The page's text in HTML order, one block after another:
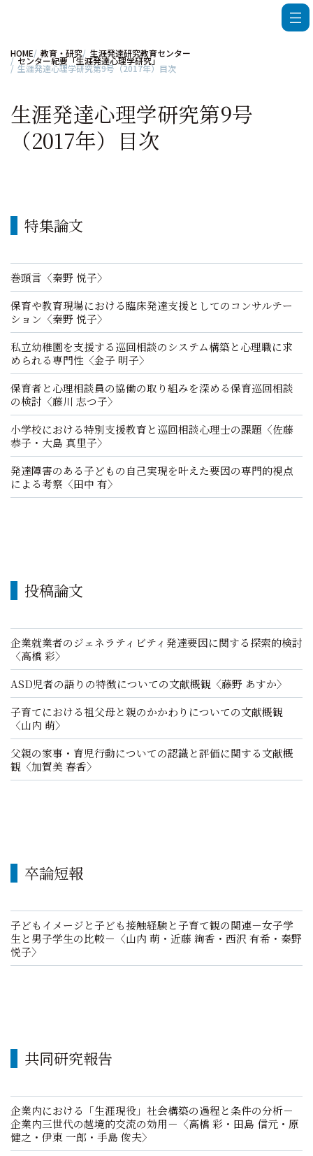
HOME 教育・研究 生涯発達研究教育センター
センター紀要「生涯発達心理学研究」
生涯発達心理学研究第9号（2017年）目次
生涯発達心理学研究第9号
（2017年）目次
特集論文
巻頭言〈秦野 悦子〉
保育や教育現場における臨床発達支援としてのコンサルテー
ション〈秦野 悦子〉
私立幼稚園を支援する巡回相談のシステム構築と心理職に求
められる専門性〈金子 明子〉
保育者と心理相談員の協働の取り組みを深める保育巡回相談
の検討〈藤川 志つ子〉
小学校における特別支援教育と巡回相談心理士の課題〈佐藤
恭子・大島 真里子〉
発達障害のある子どもの自己実現を叶えた要因の専門的視点
による考察〈田中 有〉
投稿論文
企業就業者のジェネラティビティ発達要因に関する探索的検討
〈高橋 彩〉
ASD児者の語りの特徴についての文献概観〈藤野 あすか〉
子育てにおける祖父母と親のかかわりについての文献概観
〈山内 萌〉
父親の家事・育児行動についての認識と評価に関する文献概
観〈加賀美 春香〉
卒論短報
子どもイメージと子ども接触経験と子育て観の関連－女子学
生と男子学生の比較－〈山内 萌・近藤 絢香・西沢 有希・秦野
悦子〉
共同研究報告
企業内における「生涯現役」社会構築の過程と条件の分析－
企業内三世代の越境的交流の効用－〈高橋 彩・田島 信元・原
健之・伊東 一郎・手島 俊夫〉